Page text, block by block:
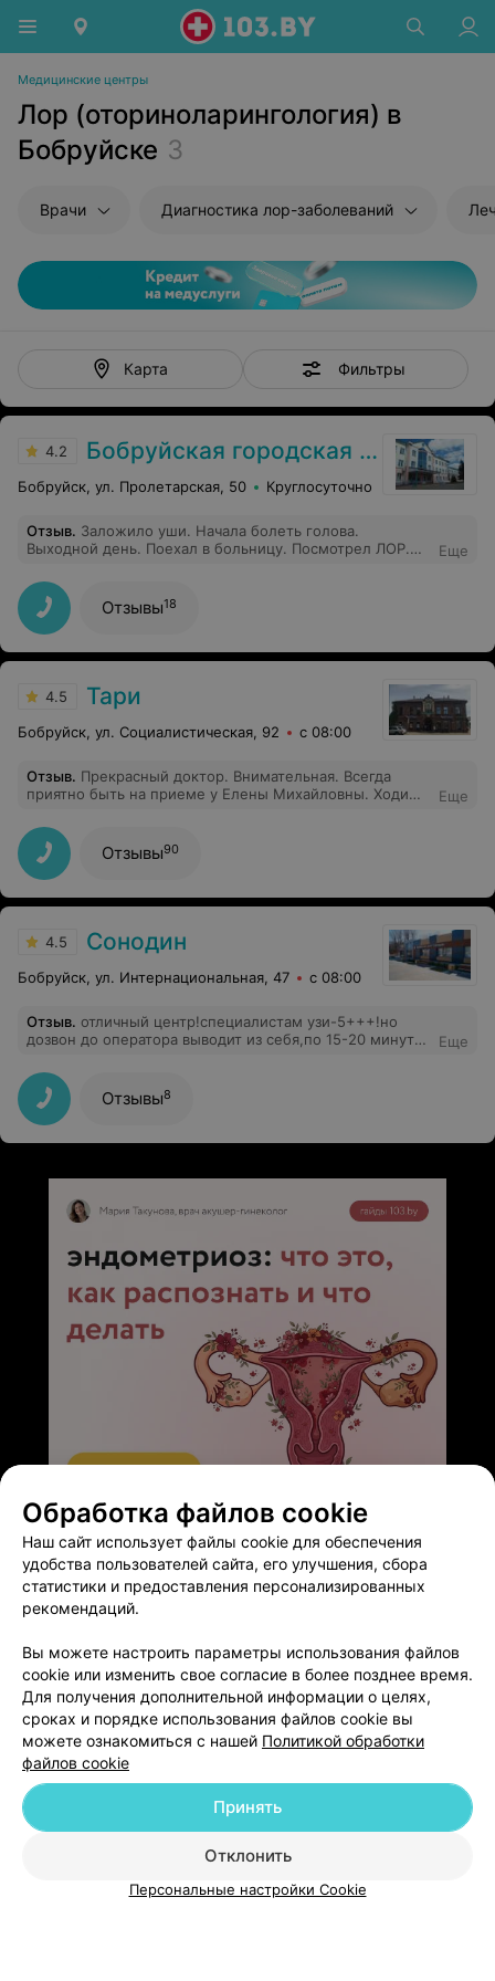
Медицинские центры
Лор (оториноларингология) в
Бобруйске 3
Врачи Диагностика лор-заболеваний
Карта Фильтры
4.2 Бобруйская городская больница скорой медицинской помощи им. В.О. Морзона
Бобруйск, ул. Пролетарская, 50 Круглосуточно
Отзыв. Заложило уши. Начала болеть голова.
Выходной день. Поехал в больницу. Посмотрел ЛОР.
Мол не её работа. Отправила в поликлинику. Ей
плевать, что я мучаюсь от головной боли. Вот и вся
помощь. 26.05.2024.
Еще
Отзывы18
4.5 Тари
Бобруйск, ул. Социалистическая, 92 с 08:00
Отзыв. Прекрасный доктор. Внимательная. Всегда
приятно быть на приеме у Елены Михайловны. Ходим
которому 2.5 года тоже наблюдаем у Елены
Михайловны. Она настоящий профессионал своего
дела. Рекомендую
Еще
Отзывы90
4.5 Сонодин
Бобруйск, ул. Интернациональная, 47 с 08:00
Отзыв. отличный центр!специалистам узи-5+++!но
дозвон до оператора выводит из себя,по 15-20 минут
Еще
Отзывы8
ЭФФЕКТИВНАЯ РЕКЛАМА НА САЙТЕ
Добавить компанию
Добавить специалиста
Новости проекта
Размещение рекламы
Медицинский маркетинг
Публичный договор
Обработка файлов cookie
Наш сайт использует файлы cookie для обеспечения
удобства пользователей сайта, его улучшения, сбора
статистики и предоставления персонализированных
рекомендаций.
Вы можете настроить параметры использования файлов
cookie или изменить свое согласие в более позднее время.
Для получения дополнительной информации о целях,
сроках и порядке использования файлов cookie вы
можете ознакомиться с нашей Политикой обработки
файлов cookie
Отклонить
Принять
Персональные настройки Cookie